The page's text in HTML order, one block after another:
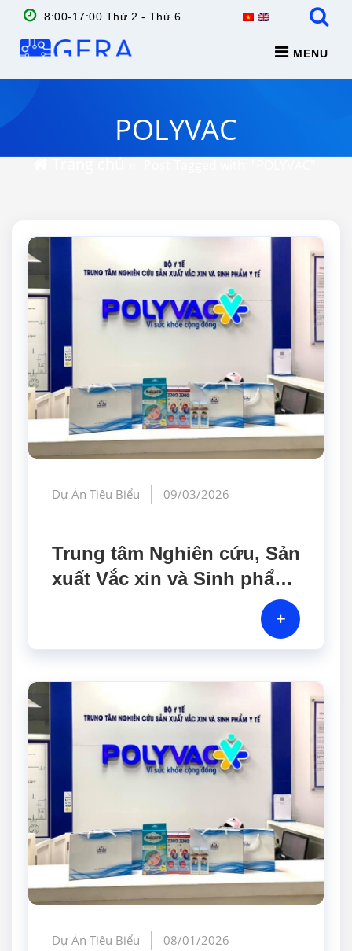
8:00-17:00 Thứ 2 - Thứ 6
MENU
POLYVAC
Trang chủ»
Dự Án Tiêu Biểu 09/03/2026
Trung tâm Nghiên cứu, Sản
xuất Vắc xin và Sinh phẩm
+
Dự Án Tiêu Biểu 08/01/2026